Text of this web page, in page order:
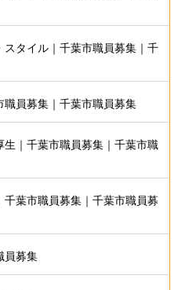
タイル｜千葉市職員募集｜千
員募集｜千葉市職員募集
｜千葉市職員募集｜千葉市職
葉市職員募集｜千葉市職員募
員募集